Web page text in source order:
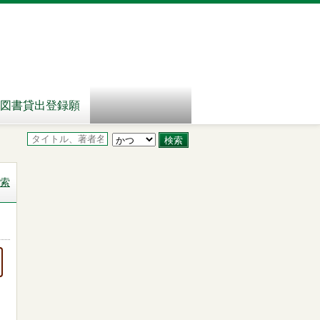
図書貸出登録願